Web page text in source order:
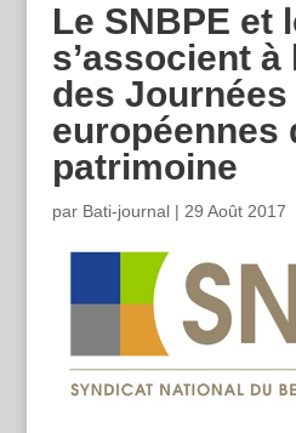
Le SNBPE et
s’associent à
des Journées
européennes
patrimoine
par Bati-journal| 29 Août 2017